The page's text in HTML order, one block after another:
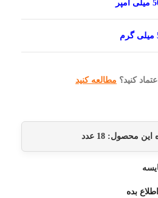
کنید؟ مطالعه کنید
این محصول: 18 عدد
بده